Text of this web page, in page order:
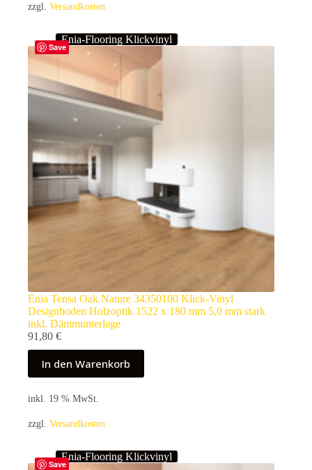
zzgl. Versandkosten
Save
Enia-Flooring Klickvinyl
Enia Tensa Oak Nature 34350100 Klick-Vinyl
Designboden Holzoptik 1522 x 180 mm 5,0 mm stark
inkl. Dämmunterlage
91,80 €
In den Warenkorb
inkl. 19 % MwSt.
zzgl. Versandkosten
Save
Enia-Flooring Klickvinyl